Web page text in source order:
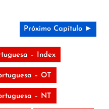
Próximo Capítulo ►
– Index
– OT
– NT